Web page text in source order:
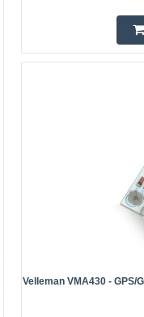
daugiafunkcinis
Velleman VMA430 - GPS/